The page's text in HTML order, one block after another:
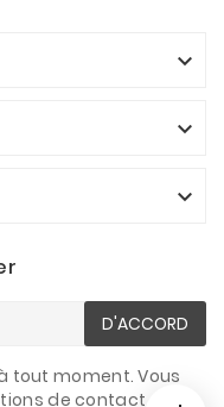



D'ACCORD
tout moment. Vous
de contact dans